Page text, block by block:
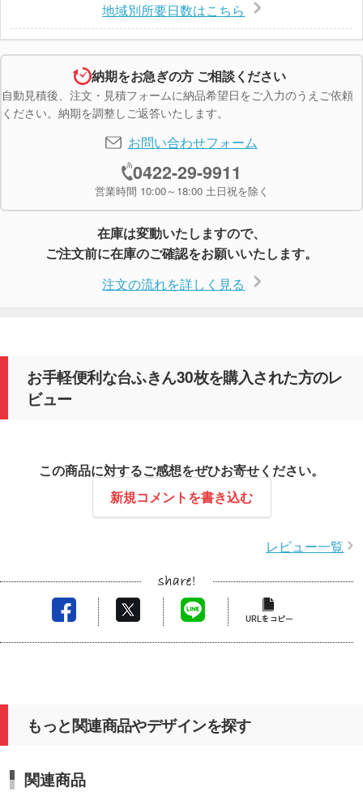
地域別所要日数はこちら
納期をお急ぎの方 ご相談ください
自動見積後、注文・見積フォームに納品希望日をご入力のうえご依頼
ください。納期を調整しご返答いたします。
お問い合わせフォーム
0422-29-9911
営業時間 10:00～18:00 土日祝を除く
在庫は変動いたしますので、
ご注文前に在庫のご確認をお願いいたします。
注文の流れを詳しく見る
お手軽便利な台ふきん30枚を購入された方のレ
ビュー
この商品に対するご感想をぜひお寄せください。
新規コメントを書き込む
レビュー一覧
もっと関連商品やデザインを探す
関連商品